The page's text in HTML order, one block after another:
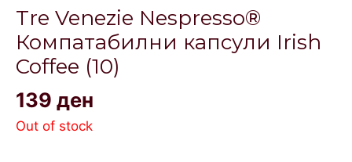
Tre Venezie Nespresso®
Компатабилни капсули Irish
Coffee (10)
139 ден
Out of stock